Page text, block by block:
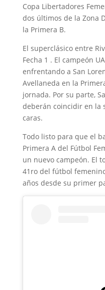
Copa Libertadores
dos últimos de la Zona
la Primera B.
El superclásico entre
Fecha 1 . El campeón
enfrentando a San
Avellaneda en la
jornada. Por su parte,
deberán coincidir en la
caras.
Todo listo para que el
Primera A del Fútbol
un nuevo campeón. El
41ro del fútbol
años desde su primer